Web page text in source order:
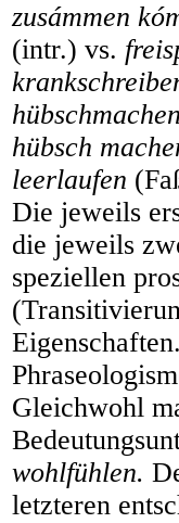
zusámmen
(intr.) vs.
hübschmachen
hübsch
leerlaufen
Die jeweils
die jeweils
speziellen
Gleichwohl
wohlfühlen.
letzteren